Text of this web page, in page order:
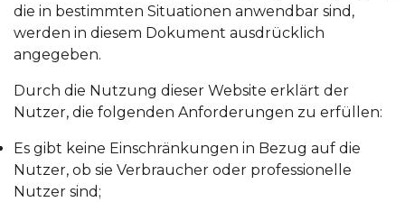
die in bestimmten Situationen anwendbar sind,
werden in diesem Dokument ausdrücklich
angegeben.
Durch die Nutzung dieser Website erklärt der
Nutzer, die folgenden Anforderungen zu erfüllen:
Es gibt keine Einschränkungen in Bezug auf die
Nutzer, ob sie Verbraucher oder professionelle
Nutzer sind;